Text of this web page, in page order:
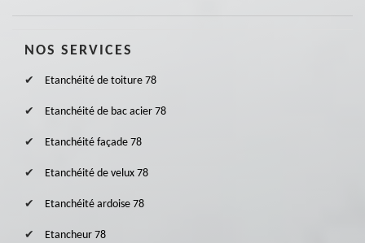
NOS SERVICES
Etanchéité de toiture 78
Etanchéité de bac acier 78
Etanchéité façade 78
Etanchéité de velux 78
Etanchéité ardoise 78
Etancheur 78